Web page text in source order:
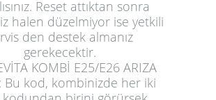
Reset attıktan sonra
halen düzelmiyor ise yetkili
den destek almanız
gerekecektir.
KOMBİ E25/E26 ARIZA
Bu kod, kombinizde her iki